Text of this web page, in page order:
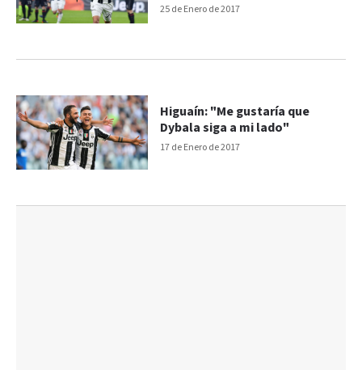
25 de Enero de 2017
17 de Enero de 2017
Higuaín: "Me gustaría que
Dybala siga a mi lado"